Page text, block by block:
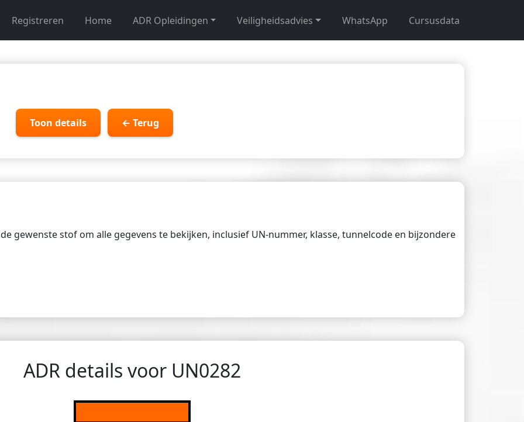
Registreren Home ADR Opleidingen Veiligheidsadvies WhatsApp Cursusdata
Toon details ← Terug
gewenste stof om alle gegevens te bekijken, inclusief UN-nummer, klasse, tunnelcode en bijzondere
ADR details voor UN0282